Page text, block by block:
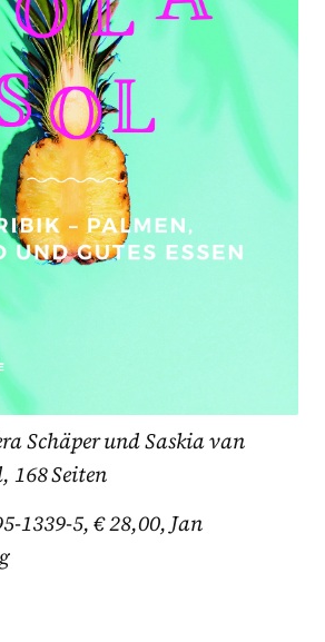
Schäper und Saskia van
168 Seiten
1339-5, € 28,00, Jan